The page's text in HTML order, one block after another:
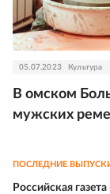
05.07.2023 Культура
В омском
мужских
ПОСЛЕДНИЕ
Российская